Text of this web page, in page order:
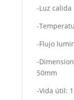
-Luz calida
-
-Flujo
-
50mm
-Vida útil: